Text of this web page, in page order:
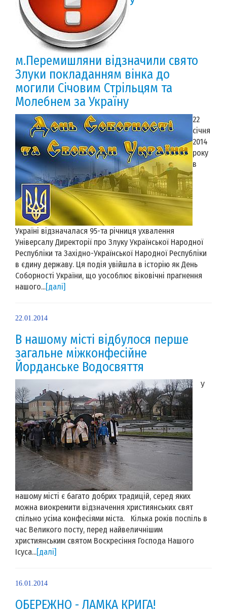
м.Перемишляни відзначили свято
Злуки покладанням вінка до
могили Cічовим Стрільцям та
Молебнем за Україну
22
січня
2014
року
в
Україні відзначалася 95-та річниця ухвалення
Універсалу Директорії про Злуку Української Народної
Республіки та Західно-Української Народної Республіки
в єдину державу. Ця подія увійшла в історію як День
Соборності України, що уособлює віковічні прагнення
нашого...[далі]
22.01.2014
В нашому місті відбулося перше
загальне міжконфесійне
Йорданське Водосвяття
У
нашому місті є багато добрих традицій, серед яких
можна виокремити відзначення християнських свят
спільно усіма конфесіями міста. Кілька років поспіль в
час Великого посту, перед найвеличнішим
християнським святом Воскресіння Господа Нашого
Ісуса...[далі]
16.01.2014
ОБЕРЕЖНО - ЛАМКА КРИГА!